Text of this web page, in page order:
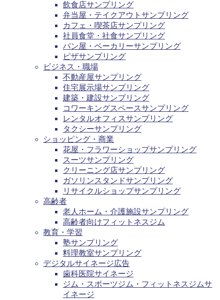
飲食店サンプリング
弁当屋・テイクアウトサンプリング
カフェ・喫茶店サンプリング
社員食堂・社食サンプリング
パン屋・ベーカリーサンプリング
ピザサンプリング
ビジネス・職場
不動産屋サンプリング
住宅展示場サンプリング
建築・建設サンプリング
コワーキングスペースサンプリング
レンタルオフィスサンプリング
タクシーサンプリング
ショッピング・商業
花屋・フラワーショップサンプリング
スーツサンプリング
クリーニング店サンプリング
ガソリンスタンドサンプリング
リサイクルショップサンプリング
高齢者
老人ホーム・介護施設サンプリング
高齢者向けフィットネスジム
教育・学習
塾サンプリング
料理教室サンプリング
デジタルサイネージ広告
歯科医院サイネージ
ジム・スポーツジム・フィットネスジムサ
イネージ